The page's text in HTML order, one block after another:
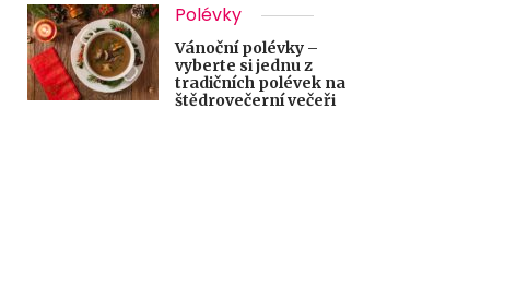
Polévky
Vánoční polévky –
vyberte si jednu z
tradičních polévek na
štědrovečerní večeři